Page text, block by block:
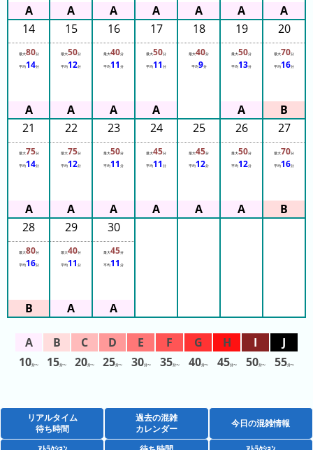
14
最大80分
平均14分
15
最大50分
平均12分
16
最大40分
平均11 分
17
最大50分
平均11 分
18
最大40分
平均9分
19
最大50分
平均13分
20
最大70分
平均16分
21
最大75分
平均14分
22
最大75分
平均12分
23
最大50分
平均11 分
24
最大45分
平均11 分
25
最大45分
平均12分
26
最大50分
平均12分
27
最大70分
平均16分
28
最大80分
平均16分
29
最大40分
平均11 分
30
最大45分
平均11 分
10分〜 15分〜 20分〜 25分〜 30分〜 35分〜 40分〜 45分〜 50分〜 55分〜
リアルタイム
待ち時間
過去の混雑
カレンダー
今日の混雑情報